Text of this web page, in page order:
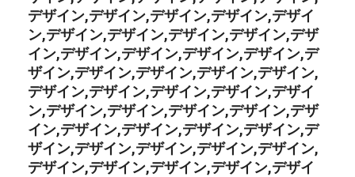
デザイン,デザイン,デザイン,デザイン,デザイ
ン,デザイン,デザイン,デザイン,デザイン,デザ
イン,デザイン,デザイン,デザイン,デザイン,デ
ザイン,デザイン,デザイン,デザイン,デザイン,
デザイン,デザイン,デザイン,デザイン,デザイ
ン,デザイン,デザイン,デザイン,デザイン,デザ
イン,デザイン,デザイン,デザイン,デザイン,デ
ザイン,デザイン,デザイン,デザイン,デザイン,
デザイン,デザイン,デザイン,デザイン,デザイ